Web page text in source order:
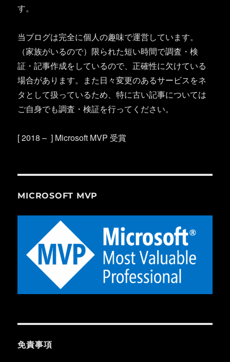
す。
当ブログは完全に個人の趣味で運営しています。
（家族がいるので）限られた短い時間で調査・検
証・記事作成をしているので、正確性に欠けている
場合があります。また日々変更のあるサービスをネ
タとして扱っているため、特に古い記事については
ご自身でも調査・検証を行ってください。
[ 2018 – ] Microsoft MVP 受賞
MICROSOFT MVP
免責事項